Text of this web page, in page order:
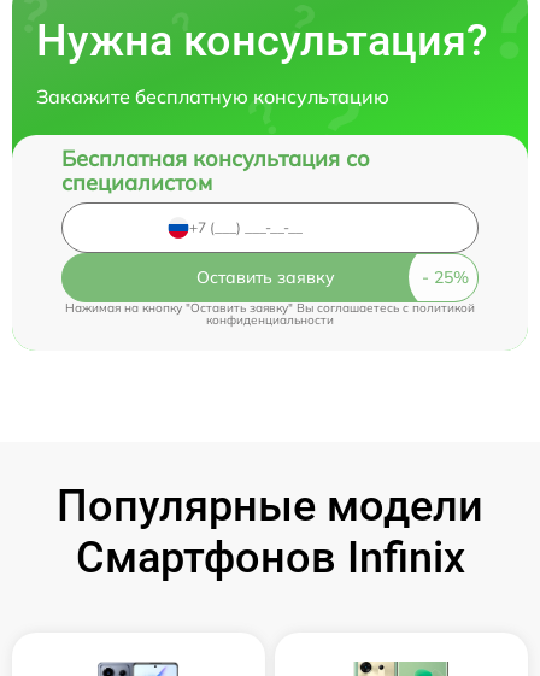
Нужна консультация?
Закажите бесплатную консультацию
Бесплатная консультация со
специалистом
Оставить заявку
Нажимая на кнопку "Оставить заявку" Вы соглашаетесь cполитикой
конфиденциальности
Популярные модели
Смартфонов Infinix